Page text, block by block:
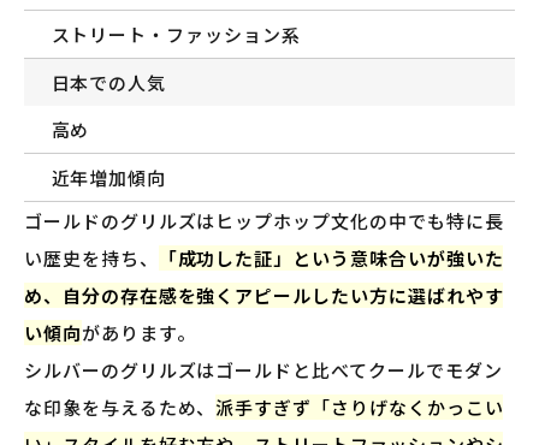
ストリート・ファッション系
日本での人気
高め
近年増加傾向
ゴールドのグリルズはヒップホップ文化の中でも特に長
い歴史を持ち、
「成功した証」という意味合いが強いた
め、自分の存在感を強くアピールしたい方に選ばれやす
い傾向があります。
シルバーのグリルズはゴールドと比べてクールでモダン
な印象を与えるため、 派手すぎず「さりげなくかっこい